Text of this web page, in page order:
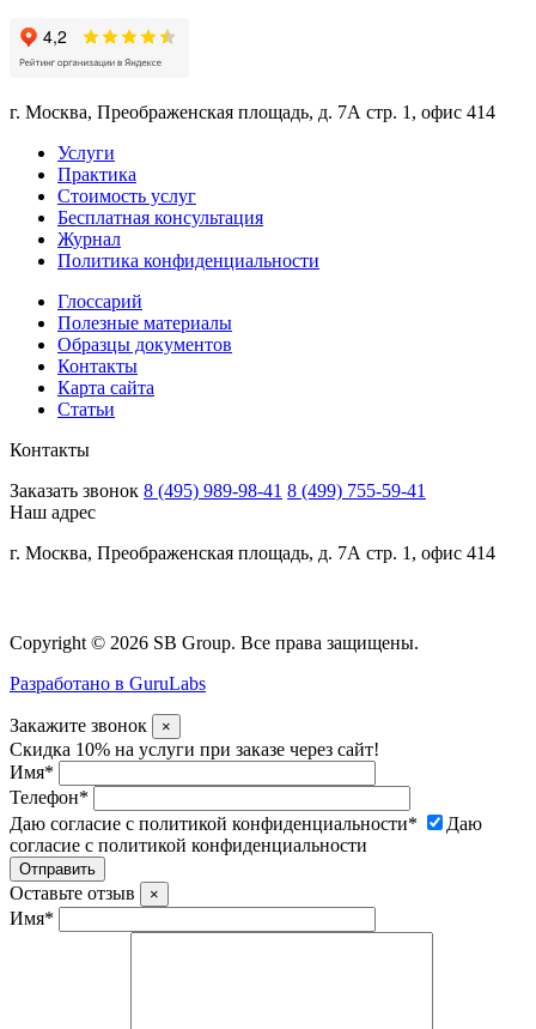
г. Москва, Преображенская площадь, д. 7А стр. 1, офис 414
Услуги
Практика
Стоимость услуг
Бесплатная консультация
Журнал
Политика конфиденциальности
Глоссарий
Полезные материалы
Образцы документов
Контакты
Карта сайта
Статьи
Контакты
Заказать звонок 8 (495) 989-98-41 8 (499) 755-59-41
Наш адрес
г. Москва, Преображенская площадь, д. 7А стр. 1, офис 414
Copyright © 2026 SB Group. Все права защищены.
Разработано в GuruLabs
Закажите звонок ×
Скидка 10% на услуги при заказе через сайт!
Имя*
Телефон*
Даю согласие с политикой конфиденциальности*
Даю
согласие с политикой конфиденциальности
Оставьте отзыв ×
Имя*